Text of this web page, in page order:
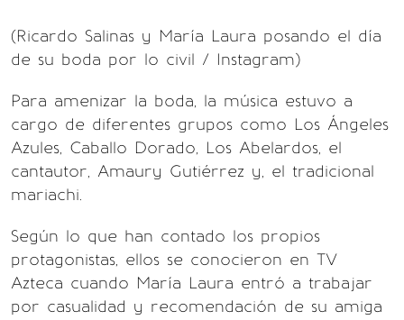
(Ricardo Salinas y María Laura posando el día
de su boda por lo civil / Instagram)
Para amenizar la boda, la música estuvo a
cargo de diferentes grupos como Los Ángeles
Azules, Caballo Dorado, Los Abelardos, el
cantautor, Amaury Gutiérrez y, el tradicional
mariachi.
Según lo que han contado los propios
protagonistas, ellos se conocieron en TV
Azteca cuando María Laura entró a trabajar
por casualidad y recomendación de su amiga